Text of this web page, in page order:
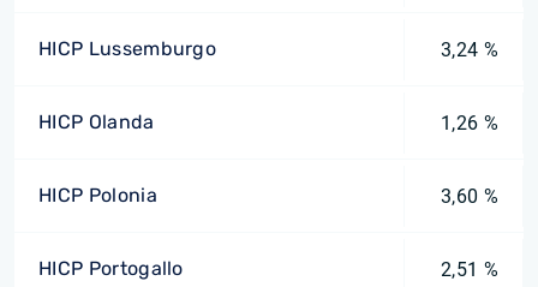
HICP Lussemburgo 3,24 %
HICP Olanda 1,26 %
HICP Polonia 3,60 %
HICP Portogallo 2,51 %